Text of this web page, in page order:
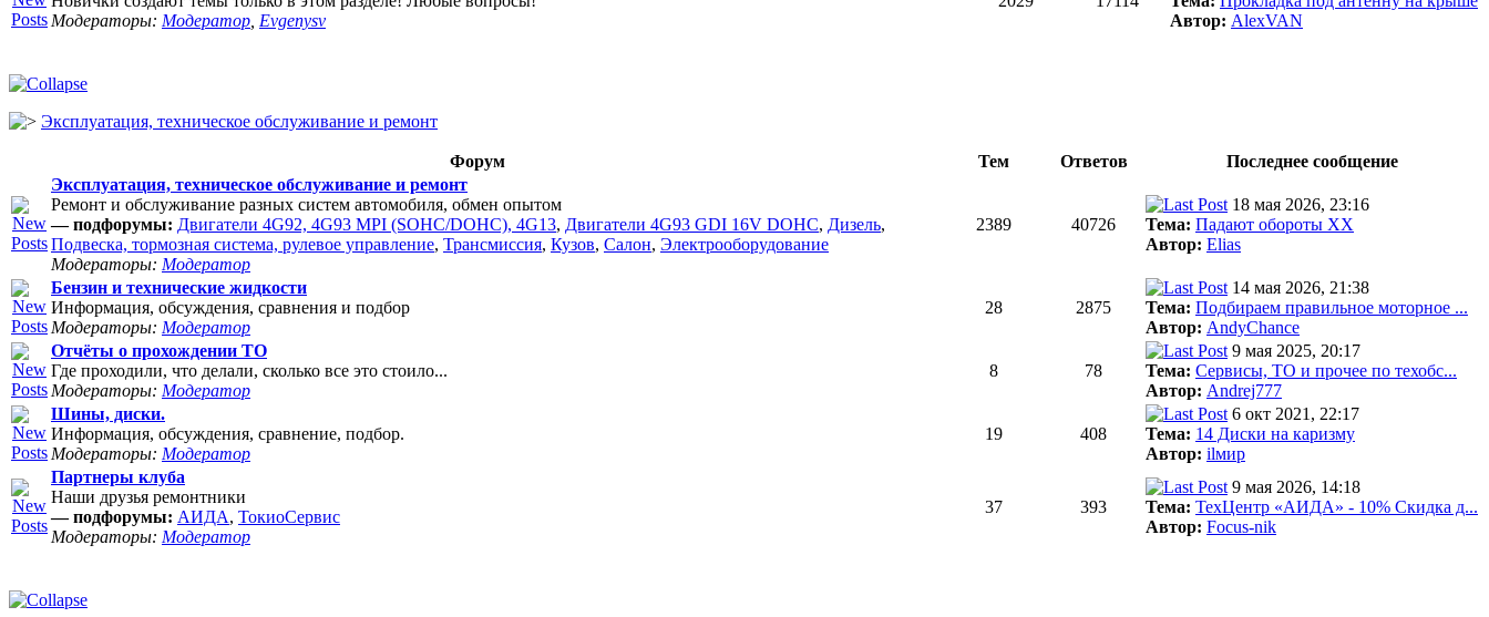
Модераторы: Модератор Evgenysv
Автор: AlexVAN
Эксплуатация, техническое обслуживание и ремонт
Форум Тем Ответов
Последнее сообщение
Эксплуатация, техническое обслуживание и ремонт
Ремонт и обслуживание разных систем автомобиля, обмен опытом
— подфорумы: Двигатели 4G92, 4G93 MPI (SOHC/DOHC), 4G13, Двигатели 4G93 GDI 16V DOHC, Дизель,
Подвеска, тормозная система, рулевое управление, Трансмиссия, Кузов, Салон, Электрооборудование
Модераторы: Модератор
2389 40726
18 мая 2026, 23:16
Тема: Падают обороты ХХ
Автор: Elias
Бензин и технические жидкости
Информация, обсуждения, сравнения и подбор
Модераторы: Модератор
28 2875
14 мая 2026, 21:38
Тема: Подбираем правильное моторное ...
Автор: AndyChance
Отчёты о прохождении ТО
Где проходили, что делали, сколько все это стоило...
Модераторы: Модератор
8 78
9 мая 2025, 20:17
Тема: Сервисы, ТО и прочее по техобс...
Автор: Andrej777
Шины, диски.
Информация, обсуждения, сравнение, подбор.
Модераторы: Модератор
19 408
6 окт 2021, 22:17
Тема: 14 Диски на каризму
Автор: ilмир
Партнеры клуба
Наши друзья ремонтники
— подфорумы: АИДА, ТокиоСервис
Модераторы: Модератор
37 393
9 мая 2026, 14:18
Тема: ТехЦентр «АИДА» - 10% Скидка д...
Автор: Focus-nik